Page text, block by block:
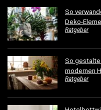
So
Deko-
Ratgeber
So
modernen
Ratgeber